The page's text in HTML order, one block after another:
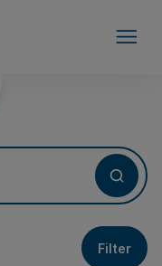
Filter